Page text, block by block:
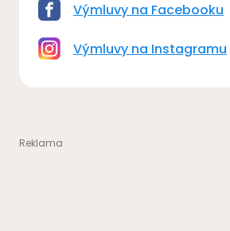
Výmluvy na Facebooku
Výmluvy na Instagramu